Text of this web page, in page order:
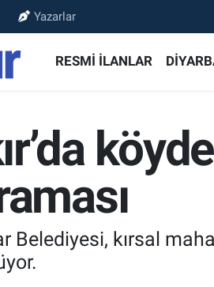
Yazarlar
RESMİ İLANLAR
Belediyesi, kırsal